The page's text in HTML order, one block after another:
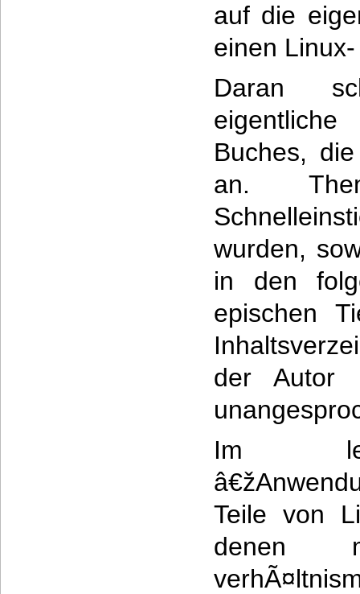
auf die
einen
Daran
Buches,
an.
wurden,
in den
epischen
der Autor
Im
Teile von
denen